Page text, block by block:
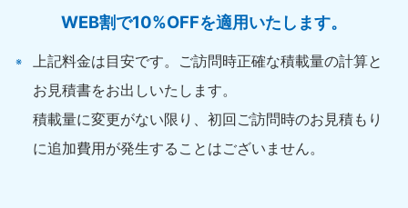
WEB割で10%OFFを適用いたします。
上記料金は目安です。ご訪問時正確な積載量の計算と
お見積書をお出しいたします。
積載量に変更がない限り、初回ご訪問時のお見積もり
に追加費用が発生することはございません。